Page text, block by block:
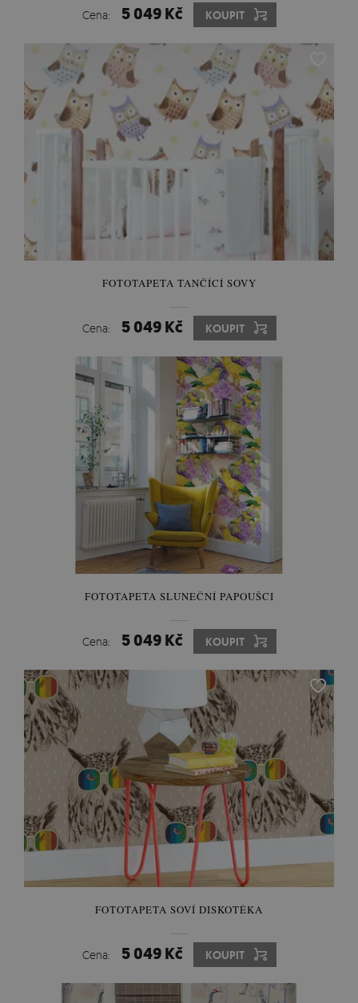
Cena: 5 049 Kč KOUPIT
FOTOTAPETA TANČÍCÍ SOVY
Cena: 5 049 Kč KOUPIT
FOTOTAPETA SLUNEČNÍ PAPOUŠCI
Cena: 5 049 Kč KOUPIT
FOTOTAPETA SOVÍ DISKOTÉKA
Cena: 5 049 Kč KOUPIT